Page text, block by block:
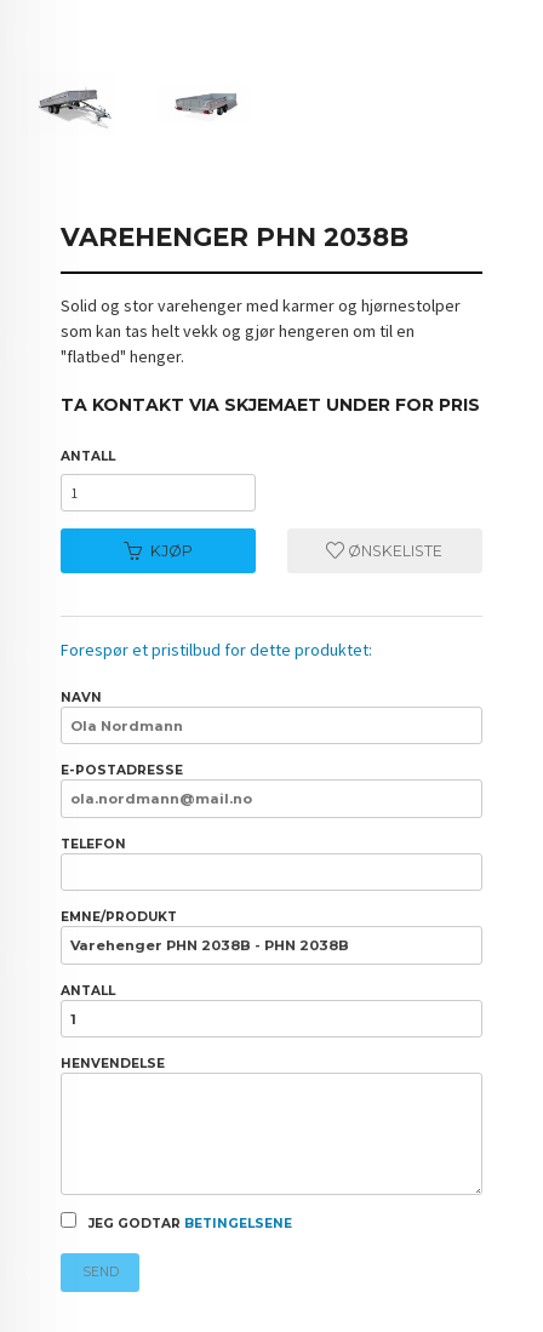
VAREHENGER PHN 2038B
Solid og stor varehenger med karmer og hjørnestolper
som kan tas helt vekk og gjør hengeren om til en
"flatbed" henger.
TA KONTAKT VIA SKJEMAET UNDER FOR PRIS
ANTALL
KJØP ØNSKELISTE
Forespør et pristilbud for dette produktet:
NAVN
E-POSTADRESSE
TELEFON
EMNE/PRODUKT
ANTALL
HENVENDELSE
JEG GODTAR BETINGELSENE
SEND